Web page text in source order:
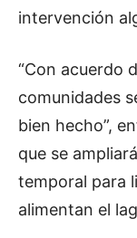
intervención
“Con acuerdo
comunidades
bien hecho”,
que se
temporal para
alimentan el